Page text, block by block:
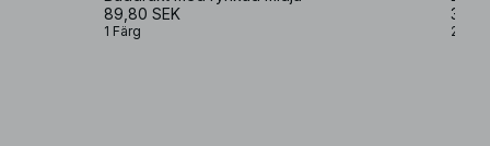
89,80 SEK
1 Färg
399
2